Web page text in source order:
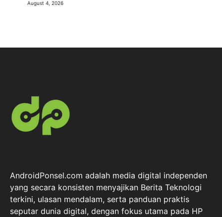
August 4, 2026
AndroidPonsel.com adalah media digital independen
yang secara konsisten menyajikan Berita Teknologi
terkini, ulasan mendalam, serta panduan praktis
seputar dunia digital, dengan fokus utama pada HP